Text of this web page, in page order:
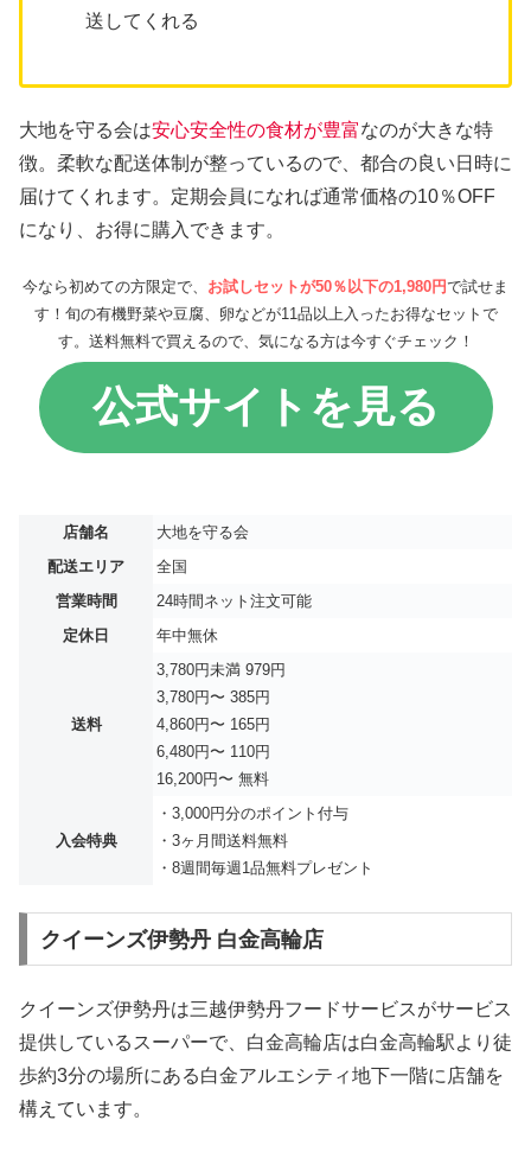
送してくれる
大地を守る会は安心安全性の食材が豊富なのが大きな特
徴。柔軟な配送体制が整っているので、都合の良い日時に
届けてくれます。定期会員になれば通常価格の10％OFF
になり、お得に購入できます。
今なら初めての方限定で、 お試しセットが50％以下の1,980円で試せま
す！旬の有機野菜や豆腐、卵などが11品以上入ったお得なセットで
す。送料無料で買えるので、気になる方は今すぐチェック！
公式サイトを見る
店舗名
大地を守る会
配送エリア
全国
営業時間
24時間ネット注文可能
定休日
年中無休
送料
3,780円未満 979円
3,780円〜 385円
4,860円〜 165円
6,480円〜 110円
16,200円〜 無料
入会特典
・3,000円分のポイント付与
・3ヶ月間送料無料
・8週間毎週1品無料プレゼント
クイーンズ伊勢丹 白金高輪店
クイーンズ伊勢丹は三越伊勢丹フードサービスがサービス
提供しているスーパーで、白金高輪店は白金高輪駅より徒
歩約3分の場所にある白金アルエシティ地下一階に店舗を
構えています。